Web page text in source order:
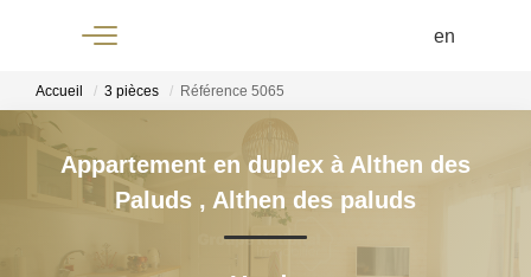
+33 4 90
61 68 68
Accueil 3 pièces Référence 5065
Appartement en duplex à Althen des
Paluds , Althen des paluds